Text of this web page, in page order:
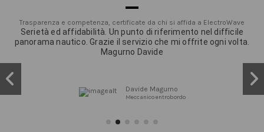
Trasparenza e competenza, certificate da chi si affida a ElectroWave
Serietà ed affidabilità. Un punto di riferimento nel difficile
panorama nautico. Grazie il servizio che mi offrite ogni volta.
Magurno Davide
Davide Magurno
Meccanico entrobordo